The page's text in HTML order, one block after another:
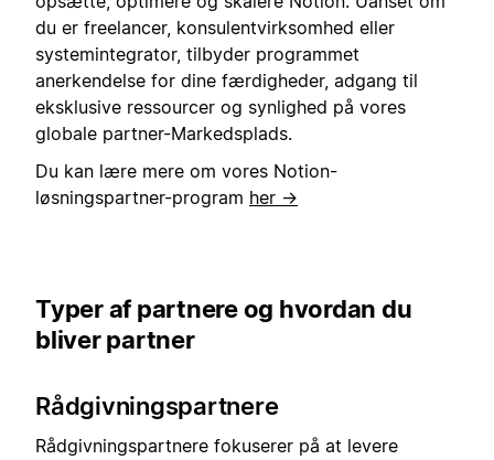
du er freelancer, konsulentvirksomhed eller
systemintegrator, tilbyder programmet
anerkendelse for dine færdigheder, adgang til
eksklusive ressourcer og synlighed på vores
globale partner-Markedsplads.
Du kan lære mere om vores Notion-
løsningspartner-program her →
Typer af partnere og hvordan du
bliver partner
Rådgivningspartnere
Rådgivningspartnere fokuserer på at levere